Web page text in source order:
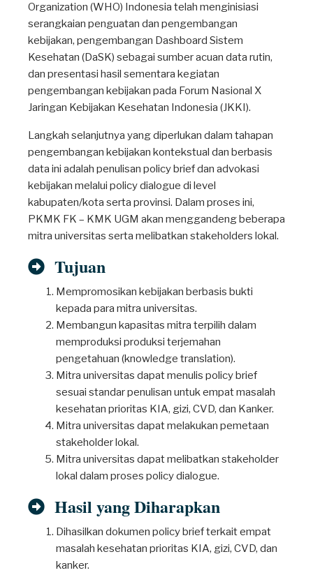
Organization (WHO) Indonesia telah menginisiasi
serangkaian penguatan dan pengembangan
kebijakan, pengembangan Dashboard Sistem
Kesehatan (DaSK) sebagai sumber acuan data rutin,
dan presentasi hasil sementara kegiatan
pengembangan kebijakan pada Forum Nasional X
Jaringan Kebijakan Kesehatan Indonesia (JKKI).
Langkah selanjutnya yang diperlukan dalam tahapan
pengembangan kebijakan kontekstual dan berbasis
data ini adalah penulisan policy brief dan advokasi
kebijakan melalui policy dialogue di level
kabupaten/kota serta provinsi. Dalam proses ini,
PKMK FK – KMK UGM akan menggandeng beberapa
mitra universitas serta melibatkan stakeholders lokal.
Tujuan
Mempromosikan kebijakan berbasis bukti
kepada para mitra universitas.
Membangun kapasitas mitra terpilih dalam
memproduksi produksi terjemahan
pengetahuan (knowledge translation).
Mitra universitas dapat menulis policy brief
sesuai standar penulisan untuk empat masalah
kesehatan prioritas KIA, gizi, CVD, dan Kanker.
Mitra universitas dapat melakukan pemetaan
stakeholder lokal.
Mitra universitas dapat melibatkan stakeholder
lokal dalam proses policy dialogue.
Hasil yang Diharapkan
Dihasilkan dokumen policy brief terkait empat
masalah kesehatan prioritas KIA, gizi, CVD, dan
kanker.